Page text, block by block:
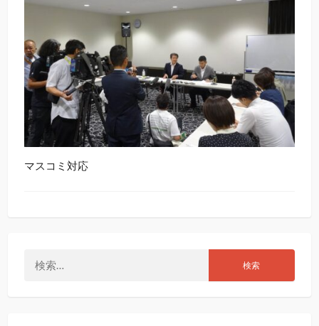
マスコミ対応